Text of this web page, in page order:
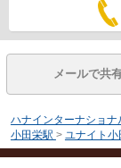
メールで共
ハナインターナショナ
小田栄駅 > ユナイト小